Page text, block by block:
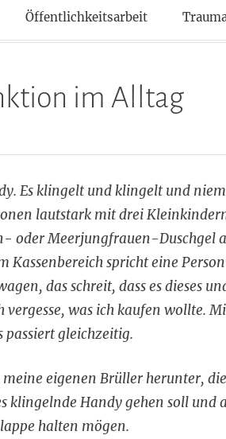
Öffentlichkeitsarbeit
im Alltag
Es klingelt und klingelt und
lautstark mit drei
oder Meerjungfrauen-Duschgel
Kassenbereich spricht eine
das schreit, dass es dieses
was ich kaufen wollte.
gleichzeitig.
eigenen Brüller herunter,
klingelnde Handy gehen soll und
halten mögen.